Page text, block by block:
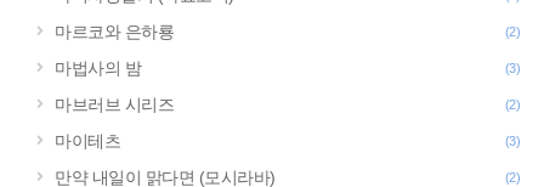
마르코와 은하룡 (2)
마법사의 밤 (3)
마브러브 시리즈 (2)
마이테츠 (3)
만약 내일이 맑다면 (모시라바) (2)